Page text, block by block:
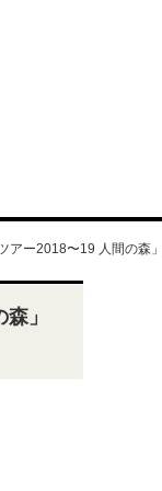
ー2018〜19 人間の森
」